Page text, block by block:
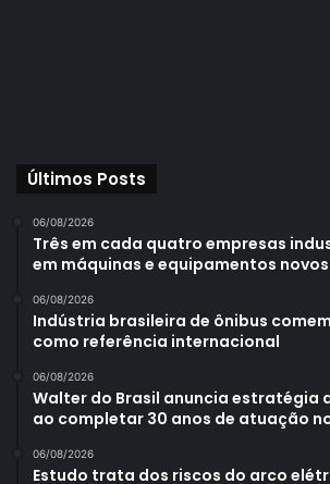
Últimos Posts
06/08/2026
Três em cada quatro empresas
em máquinas e equipamentos
06/08/2026
Indústria brasileira de ônibus
como referência internacional
06/08/2026
Walter do Brasil anuncia estratégia
ao completar 30 anos de atuação
06/08/2026
Estudo trata dos riscos do arco